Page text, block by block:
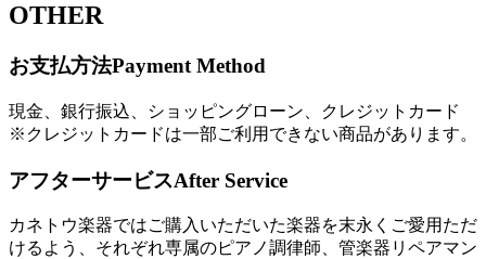
OTHER
お支払方法Payment Method
現金、銀行振込、ショッピングローン、クレジットカード
※クレジットカードは一部ご利用できない商品があります。
アフターサービスAfter Service
カネトウ楽器ではご購入いただいた楽器を末永くご愛用ただ
けるよう、それぞれ専属のピアノ調律師、管楽器リペアマン